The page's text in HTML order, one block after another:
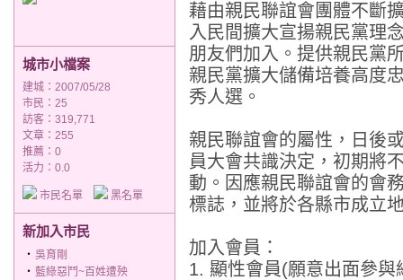
城市小檔案
建城：2007/05/28
市民：25
訪客：319,771
文章：255
推薦： 0
活力：0.0
市民名單 黑名單
新加入市民
‧ 吳育剛
‧ 藍綠惡鬥~百姓遭殃
藉由親民聯誼會團體不斷
入民間擴大宣揚親民黨理
朋友們加入。提供親民黨
親民黨擴大儲備培養高度
秀人選。
親民聯誼會的屬性，日後
員大會共識決定，初期將
動。因應親民聯誼會的會
標誌，並將於各縣市成立
加入會員：
1. 顯性會員(願意出面參